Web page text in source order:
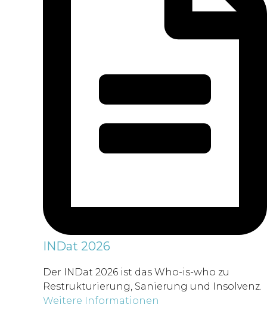
INDat 2026
Der INDat 2026 ist das Who-is-who zu
Restrukturierung, Sanierung und Insolvenz.
Weitere Informationen